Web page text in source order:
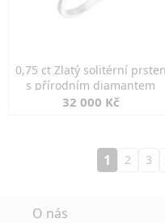
0,75 ct Zlatý solitérní prsten
s přírodním diamantem
32 000 Kč
1 2 3
O nás